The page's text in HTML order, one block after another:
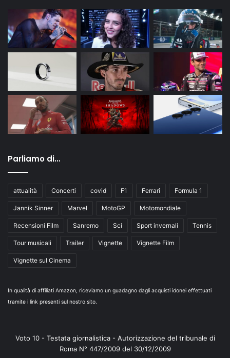
Parliamo di…
attualità Concerti covid F1 Ferrari Formula 1
Jannik Sinner Marvel MotoGP Motomondiale
Recensioni Film Sanremo Sci Sport invernali Tennis
Tour musicali Trailer Vignette Vignette Film
Vignette sul Cinema
In qualità di affiliati Amazon, riceviamo un guadagno dagli acquisti idonei effettuati
tramite i link presenti sul nostro sito.
Voto 10 - Testata giornalistica - Autorizzazione del tribunale di
Roma N° 447/2009 del 30/12/2009